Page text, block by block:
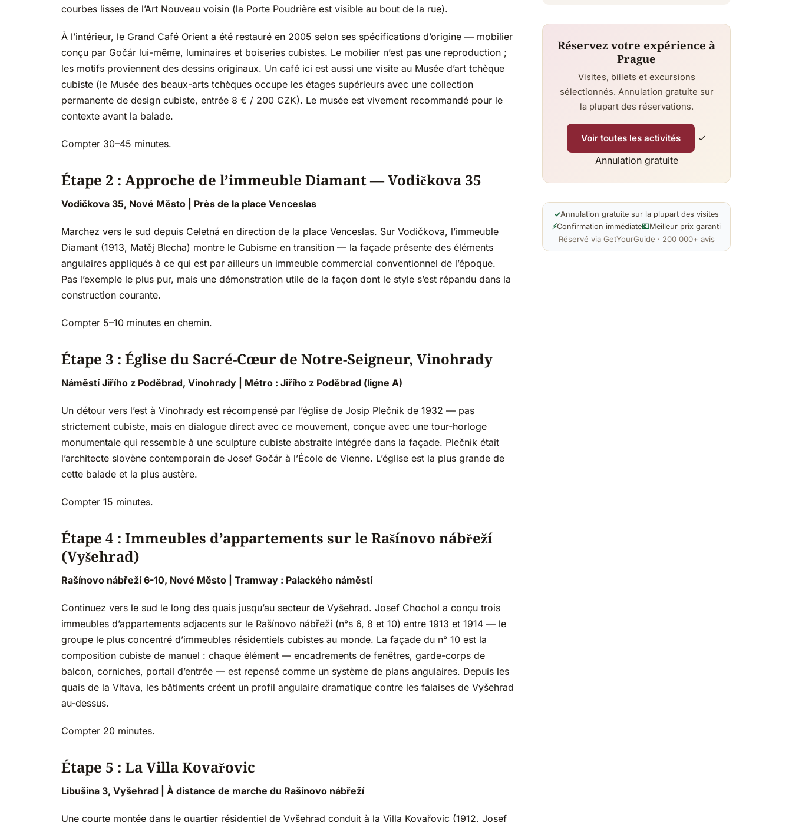
courbes lisses de l’Art Nouveau voisin (la Porte Poudrière est visible au bout de la rue).
À l’intérieur, le Grand Café Orient a été restauré en 2005 selon ses spécifications d’origine — mobilier
conçu par Gočár lui-même, luminaires et boiseries cubistes. Le mobilier n’est pas une reproduction ;
les motifs proviennent des dessins originaux. Un café ici est aussi une visite au Musée d’art tchèque
cubiste (le Musée des beaux-arts tchèques occupe les étages supérieurs avec une collection
permanente de design cubiste, entrée 8 € / 200 CZK). Le musée est vivement recommandé pour le
contexte avant la balade.
Compter 30–45 minutes.
Étape 2 : Approche de l’immeuble Diamant — Vodičkova 35
Vodičkova 35, Nové Město | Près de la place Venceslas
Marchez vers le sud depuis Celetná en direction de la place Venceslas. Sur Vodičkova, l’immeuble
Diamant (1913, Matěj Blecha) montre le Cubisme en transition — la façade présente des éléments
angulaires appliqués à ce qui est par ailleurs un immeuble commercial conventionnel de l’époque.
Pas l’exemple le plus pur, mais une démonstration utile de la façon dont le style s’est répandu dans la
construction courante.
Compter 5–10 minutes en chemin.
Étape 3 : Église du Sacré-Cœur de Notre-Seigneur, Vinohrady
Náměstí Jiřího z Poděbrad, Vinohrady | Métro : Jiřího z Poděbrad (ligne A)
Un détour vers l’est à Vinohrady est récompensé par l’église de Josip Plečnik de 1932 — pas
strictement cubiste, mais en dialogue direct avec ce mouvement, conçue avec une tour-horloge
monumentale qui ressemble à une sculpture cubiste abstraite intégrée dans la façade. Plečnik était
l’architecte slovène contemporain de Josef Gočár à l’École de Vienne. L’église est la plus grande de
cette balade et la plus austère.
Compter 15 minutes.
Étape 4 : Immeubles d’appartements sur le Rašínovo nábřeží
(Vyšehrad)
Rašínovo nábřeží 6-10, Nové Město | Tramway : Palackého náměstí
Continuez vers le sud le long des quais jusqu’au secteur de Vyšehrad. Josef Chochol a conçu trois
immeubles d’appartements adjacents sur le Rašínovo nábřeží (n°s 6, 8 et 10) entre 1913 et 1914 — le
groupe le plus concentré d’immeubles résidentiels cubistes au monde. La façade du n° 10 est la
composition cubiste de manuel : chaque élément — encadrements de fenêtres, garde-corps de
balcon, corniches, portail d’entrée — est repensé comme un système de plans angulaires. Depuis les
quais de la Vltava, les bâtiments créent un profil angulaire dramatique contre les falaises de Vyšehrad
au-dessus.
Compter 20 minutes.
Étape 5 : La Villa Kovařovic
Libušina 3, Vyšehrad | À distance de marche du Rašínovo nábřeží
Une courte montée dans le quartier résidentiel de Vyšehrad conduit à la Villa Kovařovic (1912, Josef
Réservez votre expérience à
Prague
Visites, billets et excursions
sélectionnés. Annulation gratuite sur
la plupart des réservations.
Voir toutes les activités
✓
Annulation gratuite
✓Annulation gratuite sur la plupart des visites
⚡Confirmation immédiate💶Meilleur prix garanti
Réservé via GetYourGuide · 200 000+ avis